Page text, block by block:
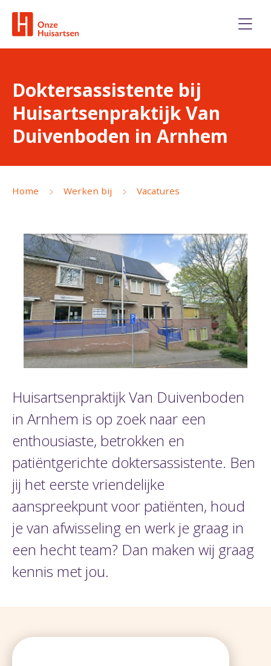
Doktersassistente bij
Huisartsenpraktijk Van
Duivenboden in Arnhem
Home Werken bij Vacatures
Huisartsenpraktijk Van Duivenboden
in Arnhem is op zoek naar een
enthousiaste, betrokken en
patiëntgerichte doktersassistente. Ben
jij het eerste vriendelijke
aanspreekpunt voor patiënten, houd
je van afwisseling en werk je graag in
een hecht team? Dan maken wij graag
kennis met jou.